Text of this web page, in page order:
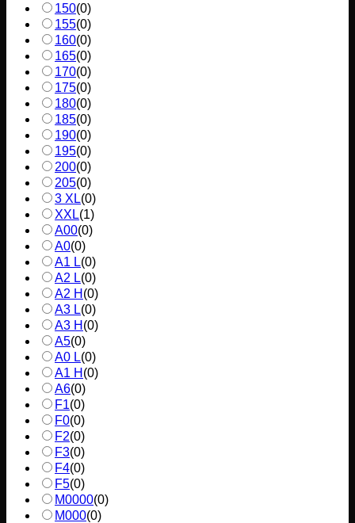
150(0)
155(0)
160(0)
165(0)
170(0)
175(0)
180(0)
185(0)
190(0)
195(0)
200(0)
205(0)
3 XL(0)
XXL(1)
A00(0)
A0(0)
A1 L(0)
A2 L(0)
A2 H (0)
A3 L(0)
A3 H (0)
A5(0)
A0 L(0)
A1 H (0)
A6(0)
F1(0)
F0(0)
F2(0)
F3(0)
F4(0)
F5(0)
M0000(0)
M000(0)